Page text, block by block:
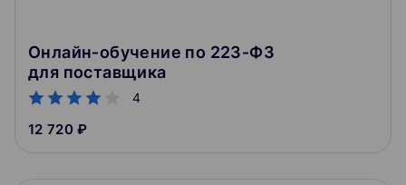
Онлайн‑обучение по 223‑ФЗ
для поставщика
4
12 720 ₽